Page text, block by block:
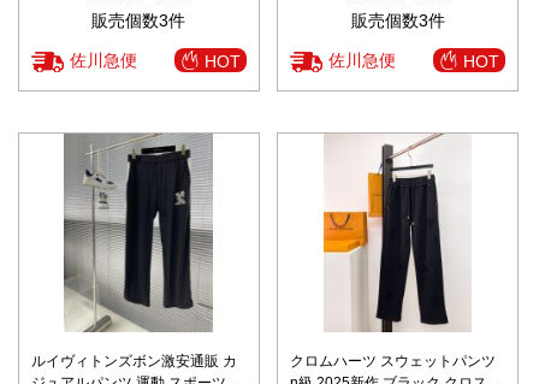
販売個数3件
佐川急便 HOT
販売個数3件
佐川急便 HOT
ルイヴィトンズボン激安通販 カ
クロムハーツ スウェットパンツ